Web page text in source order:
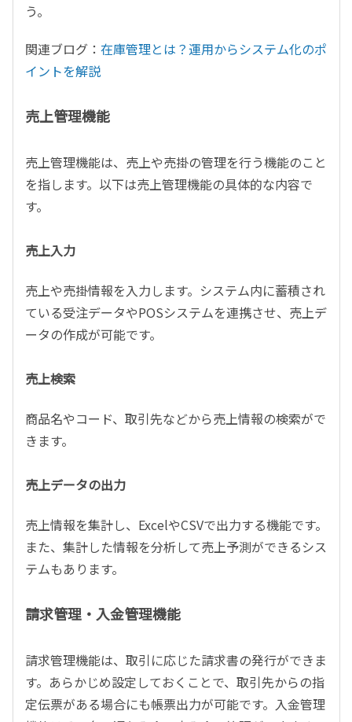
う。
関連ブログ： 在庫管理とは？運用からシステム化のポ
イントを解説
売上管理機能
売上管理機能は、売上や売掛の管理を行う機能のこと
を指します。以下は売上管理機能の具体的な内容で
す。
売上入力
売上や売掛情報を入力します。システム内に蓄積され
ている受注データやPOSシステムを連携させ、売上デ
ータの作成が可能です。
売上検索
商品名やコード、取引先などから売上情報の検索がで
きます。
売上データの出力
売上情報を集計し、ExcelやCSVで出力する機能です。
また、集計した情報を分析して売上予測ができるシス
テムもあります。
請求管理・入金管理機能
請求管理機能は、取引に応じた請求書の発行ができま
す。あらかじめ設定しておくことで、取引先からの指
定伝票がある場合にも帳票出力が可能です。入金管理